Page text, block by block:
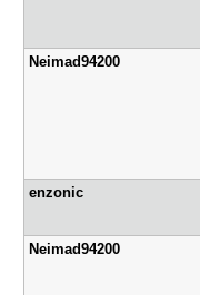
Neimad9420​0
enzonic
Neimad9420​0